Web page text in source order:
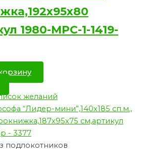
1980-МРС-1-1419-
желаний
подлокотников